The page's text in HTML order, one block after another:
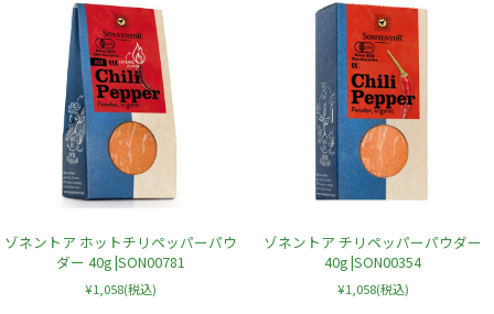
ゾネントア ホットチリペッパーパウ
ダー 40g |SON00781
¥1,058(税込)
ゾネントア チリペッパーパウダー
40g |SON00354
¥1,058(税込)